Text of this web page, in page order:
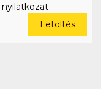
nyilatkozat
Letöltés